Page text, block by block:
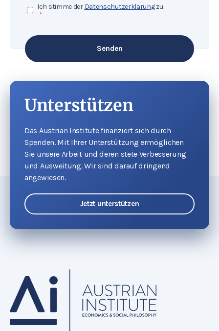
Datenschutzerklärung
Ich stimme der Datenschutzerklärungzu.
*
Unterstützen
Das Austrian Institute finanziert sich durch
Spenden. Mit Ihrer Unterstützung ermöglichen
Sie unsere Arbeit und deren stete Verbesserung
und Ausweitung. Wir sind darauf dringend
angewiesen.
Jetzt unterstützen